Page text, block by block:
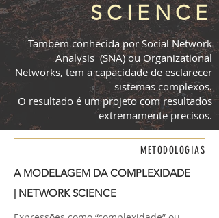
SCIENCE
Também conhecida por Social Network
Analysis (SNA) ou Organizational
Networks, tem a capacidade de esclarecer
sistemas complexos.
O resultado é um projeto com resultados
extremamente precisos.
METODOLOGIAS
A MODELAGEM DA COMPLEXIDADE
| NETWORK SCIENCE